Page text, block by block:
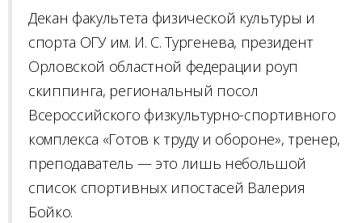
Декан факультета физической культуры и
спорта ОГУ им. И. С. Тургенева, президент
Орловской областной федерации роуп
скиппинга, региональный посол
Всероссийского физкультурно-спортивного
комплекса «Готов к труду и обороне», тренер,
преподаватель — это лишь небольшой
список спортивных ипостасей Валерия
Бойко.